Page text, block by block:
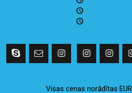
Visas cenas norādītas